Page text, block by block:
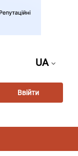
UA
Ввійти